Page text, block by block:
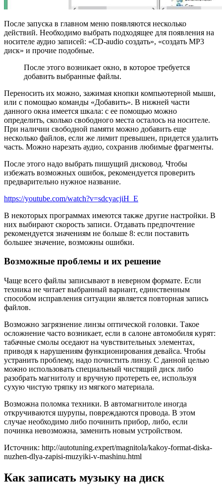
После запуска в главном меню появляются несколько
действий. Необходимо выбрать подходящее для появления на
носителе аудио записей: «CD-audio создать», «создать MP3
диск» и прочие подобные.
После этого возникает окно, в которое требуется
добавить выбранные файлы.
Переносить их можно, зажимая кнопки компьютерной мыши,
или с помощью команды «Добавить». В нижней части
данного окна имеется шкала: с ее помощью можно
определить, сколько свободного места осталось на носителе.
При наличии свободной памяти можно добавить еще
несколько файлов, если же лимит превышен, придется удалить
часть. Можно нарезать аудио, сохранив любимые фрагменты.
После этого надо выбрать пишущий дисковод. Чтобы
избежать возможных ошибок, рекомендуется проверить
предварительно нужное название.
https://youtube.com/watch?v=sdcyacjiH_E
В некоторых программах имеются также другие настройки. В
них выбирают скорость записи. Отдавать предпочтение
рекомендуется значениям не больше 8: если поставить
большее значение, возможны ошибки.
Возможные проблемы и их решение
Чаще всего файлы записывают в неверном формате. Если
техника не читает выбранный вариант, единственным
способом исправления ситуации является повторная запись
файлов.
Возможно загрязнение линзы оптической головки. Такое
осложнение часто возникает, если в салоне автомобиля курят:
табачные смолы оседают на чувствительных элементах,
приводя к нарушениям функционирования девайса. Чтобы
устранить проблему, надо почистить линзу. С данной целью
можно использовать специальный чистящий диск либо
разобрать магнитолу и вручную протереть ее, используя
сухую чистую тряпку из мягкого материала.
Возможна поломка техники. В автомагнитоле иногда
откручиваются шурупы, повреждаются провода. В этом
случае необходимо либо починить прибор, либо, если
починка невозможна, заменить новым устройством.
Источник: http://autotuning.expert/magnitola/kakoy-format-diska-
nuzhen-dlya-zapisi-muzyiki-v-mashinu.html
Как записать музыку на диск